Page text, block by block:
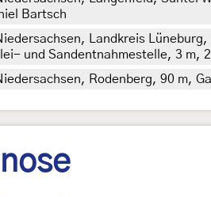
Bartsch
Landkreis
und Sandentnahmestelle, 3 m,
Rodenberg, 90 m,